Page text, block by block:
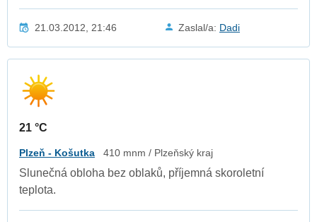
21.03.2012, 21:46 Zaslal/a: Dadi
21 °C
Plzeň - Košutka 410 mnm / Plzeňský kraj
Slunečná obloha bez oblaků, příjemná skoroletní
teplota.